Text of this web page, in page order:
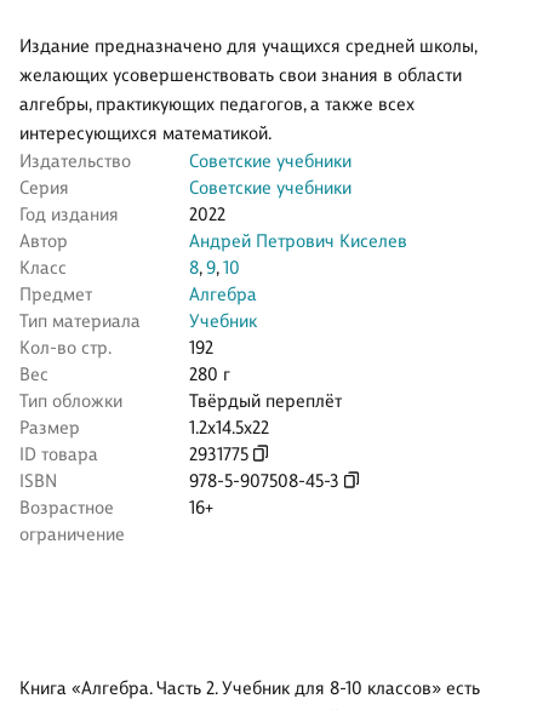
Издание предназначено для учащихся средней школы,
желающих усовершенствовать свои знания в области
алгебры, практикующих педагогов, а также всех
интересующихся математикой.
Издательство
Советские учебники
Серия
Советские учебники
Год издания
2022
Автор
Андрей Петрович Киселев
Класс
8,9,10
Предмет
Алгебра
Тип материала
Учебник
Кол-во стр.
192
Вес
280 г
Тип обложки
Твёрдый переплёт
Размер
1.2x14.5x22
ID товара
2931775
ISBN
978-5-907508-45-3
Возрастное
ограничение
16+
Книга «Алгебра. Часть 2. Учебник для 8-10 классов» есть